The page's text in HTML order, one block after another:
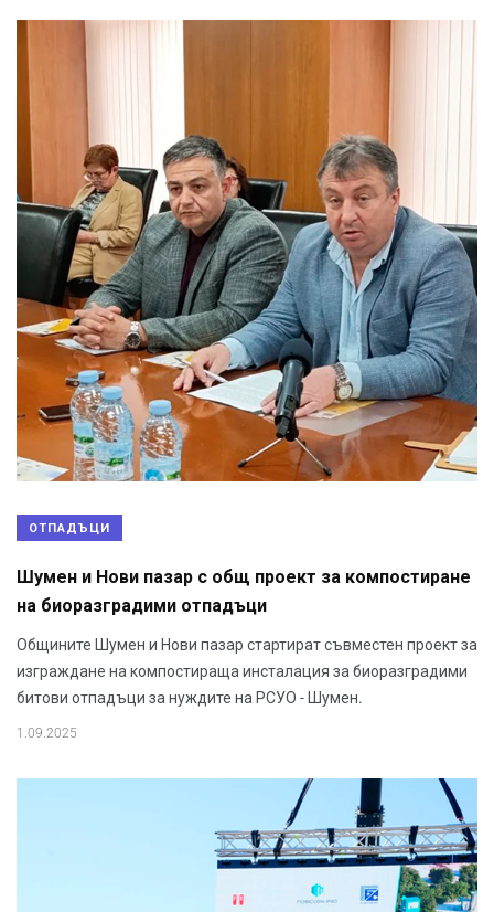
ОТПАДЪЦИ
Шумен и Нови пазар с общ проект за компостиране
на биоразградими отпадъци
Общините Шумен и Нови пазар стартират съвместен проект за
изграждане на компостираща инсталация за биоразградими
битови отпадъци за нуждите на РСУО - Шумен.
1.09.2025